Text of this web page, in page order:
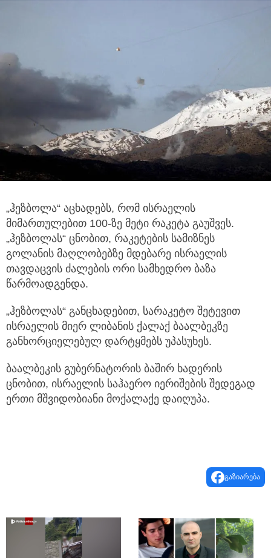
„ჰეზბოლა“ აცხადებს, რომ ისრაელის
მიმართულებით 100-ზე მეტი რაკეტა გაუშვეს.
„ჰეზბოლას“ ცნობით, რაკეტების სამიზნეს
გოლანის მაღლობებზე მდებარე ისრაელის
თავდაცვის ძალების ორი სამხედრო ბაზა
წარმოადგენდა.
„ჰეზბოლას“ განცხადებით, სარაკეტო შეტევით
ისრაელის მიერ ლიბანის ქალაქ ბაალბეკზე
განხორციელებულ დარტყმებს უპასუხეს.
ბაალბეკის გუბერნატორის ბაშირ ხადერის
ცნობით, ისრაელის საჰაერო იერიშების შედეგად
ერთი მშვიდობიანი მოქალაქე დაიღუპა.
გაზიარება